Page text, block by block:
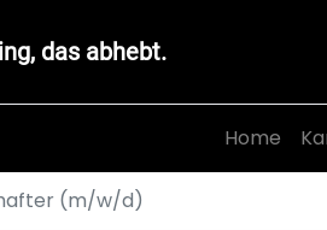
das abhebt.
Home
(m/w/d)